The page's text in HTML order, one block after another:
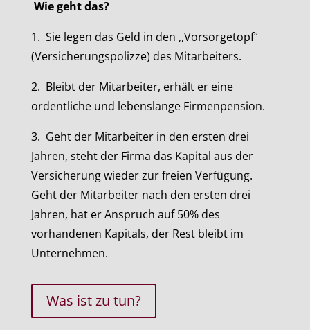
Wie geht das?
1. Sie legen das Geld in den ,,Vorsorgetopf“
(Versicherungspolizze) des Mitarbeiters.
2. Bleibt der Mitarbeiter, erhält er eine
ordentliche und lebenslange Firmenpension.
3. Geht der Mitarbeiter in den ersten drei
Jahren, steht der Firma das Kapital aus der
Versicherung wieder zur freien Verfügung.
Geht der Mitarbeiter nach den ersten drei
Jahren, hat er Anspruch auf 50% des
vorhandenen Kapitals, der Rest bleibt im
Unternehmen.
Was ist zu tun?